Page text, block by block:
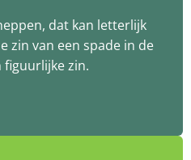
dat kan letterlijk
zin van een spade in de
figuurlijke zin.